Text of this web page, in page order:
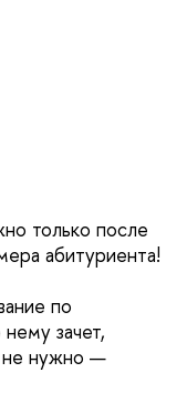
только после
абитуриента!
по
зачет,
не нужно —